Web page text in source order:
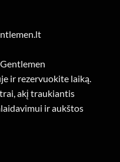
ir rezervuokite laiką.
akį traukiantis
ir aukštos